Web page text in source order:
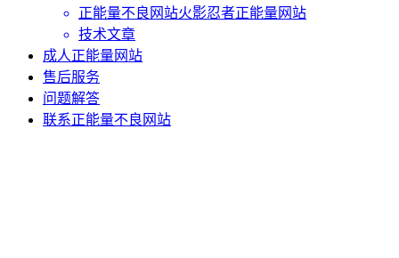
正能量不良网站火影忍者正能量网站
技术文章
成人正能量网站
售后服务
问题解答
联系正能量不良网站